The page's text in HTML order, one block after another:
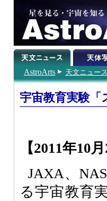
AstroArts 天文ニュース
宇宙教育実験「
【2011年10
JAXA、
る宇宙教育